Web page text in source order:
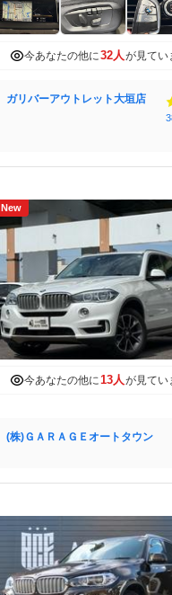
今あなたの他に32人が見てい
ガリバーアウトレット大垣店
New
今あなたの他に13人が見てい
(株)ＧＡＲＡＧＥオートタウン